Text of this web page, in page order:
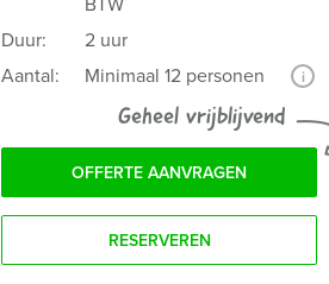
Duur:
2 uur
Aantal:
Minimaal 12 personen i
Geheel vrijblijvend
OFFERTE AANVRAGEN
RESERVEREN